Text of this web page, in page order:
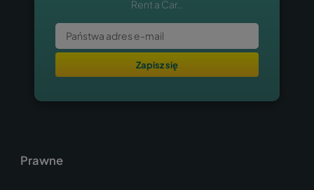
Rent a Car..
Zapisz się
Prawne